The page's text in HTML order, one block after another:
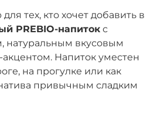
тех, кто хочет добавить в
PREBIO-напиток с
натуральным вкусовым
Напиток уместен
на прогулке или как
привычным сладким